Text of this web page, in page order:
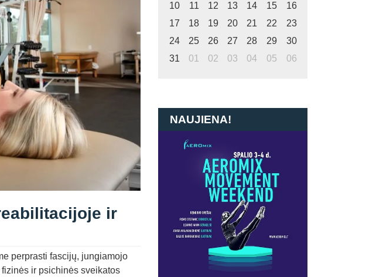
ir
perprasti fascijų, jungiamojo
ir psichinės sveikatos
10
11 12 13 14 15
16
17
18 19 20 21 22
23
24
25 26 27 28 29
30
31
01 02 03 04 05 06
NAUJIENA!